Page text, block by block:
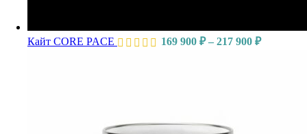
Кайт CORE PACE 169 900 ₽ – 217 900 ₽Диапазон